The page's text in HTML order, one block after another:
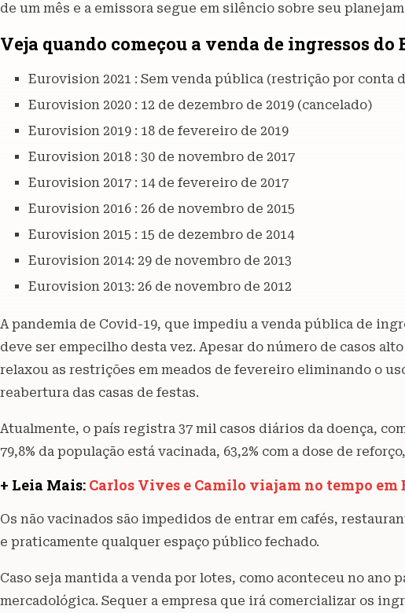
de um mês e a emissora segue em silêncio sobre seu
Veja quando começou a venda de ingressos
Eurovision 2021 : Sem venda pública (restrição por conta
Eurovision 2020 : 12 de dezembro de 2019 (cancelado)
Eurovision 2019 : 18 de fevereiro de 2019
Eurovision 2018 : 30 de novembro de 2017
Eurovision 2017 : 14 de fevereiro de 2017
Eurovision 2016 : 26 de novembro de 2015
Eurovision 2015 : 15 de dezembro de 2014
Eurovision 2014: 29 de novembro de 2013
Eurovision 2013: 26 de novembro de 2012
A pandemia de Covid-19, que impediu a venda pública de
deve ser empecilho desta vez. Apesar do número de casos
relaxou as restrições em meados de fevereiro eliminando o
reabertura das casas de festas.
Atualmente, o país registra 37 mil casos diários da doença,
79,8% da população está vacinada, 63,2% com a dose de
+ Leia Mais: Carlos Vives e Camilo viajam no tempo
Os não vacinados são impedidos de entrar em cafés,
e praticamente qualquer espaço público fechado.
Caso seja mantida a venda por lotes, como aconteceu no ano
mercadológica. Sequer a empresa que irá comercializar os